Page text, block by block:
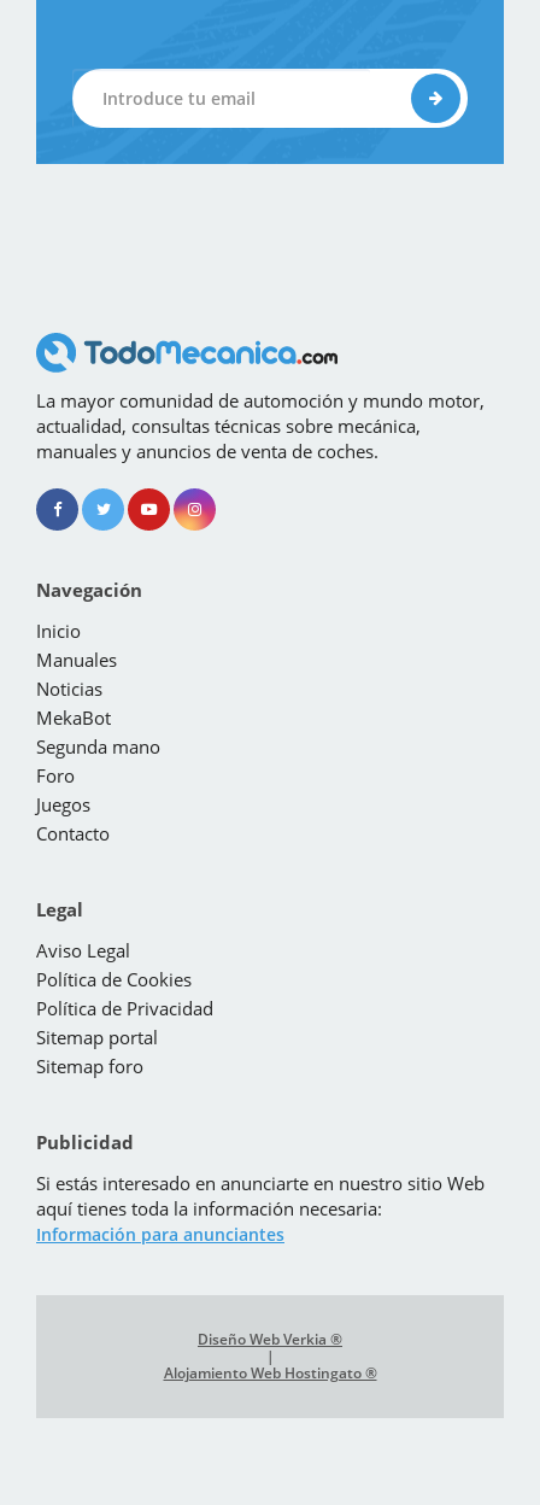
La mayor comunidad de automoción y mundo motor,
actualidad, consultas técnicas sobre mecánica,
manuales y anuncios de venta de coches.
Navegación
Inicio
Manuales
Noticias
MekaBot
Segunda mano
Foro
Juegos
Contacto
Legal
Aviso Legal
Política de Cookies
Política de Privacidad
Sitemap portal
Sitemap foro
Publicidad
Si estás interesado en anunciarte en nuestro sitio Web
aquí tienes toda la información necesaria:
Información para anunciantes
Diseño Web Verkia ®
|
Alojamiento Web Hostingato ®